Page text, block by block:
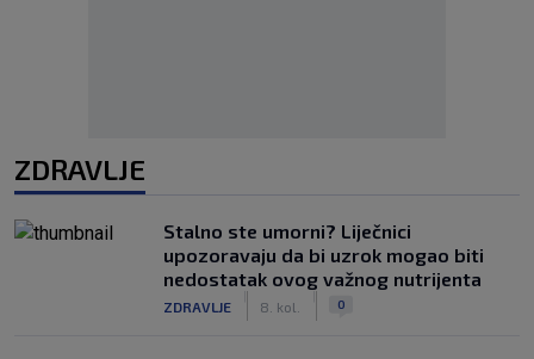
ZDRAVLJE
Stalno ste umorni? Liječnici
upozoravaju da bi uzrok mogao biti
nedostatak ovog važnog nutrijenta
ZDRAVLJE 8. kol. 0